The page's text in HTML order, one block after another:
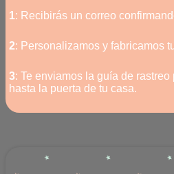
1: Recibirás un correo
2: Personalizamos y fabricamos
3: Te enviamos la guía de
hasta la puerta de tu casa.